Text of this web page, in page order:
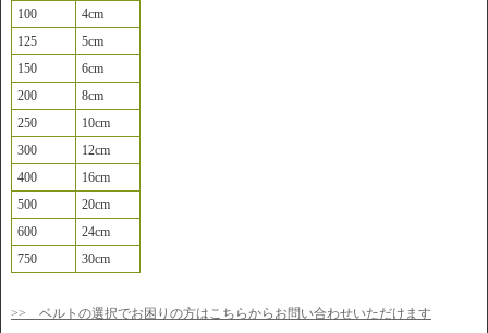
100
4cm
125
5cm
150
6cm
200
8cm
250
10cm
300
12cm
400
16cm
500
20cm
600
24cm
750
30cm
>> ベルトの選択でお困りの方はこちらからお問い合わせいただけます